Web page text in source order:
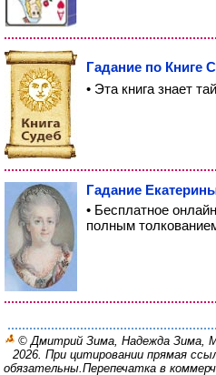
Гадание по Книге
• Эта книга знает
Гадание
• Бесплатное
полным
© Дмитрий Зима, Надежда Зима,
2026. При цитировании прямая
обязательны.Перепечатка в